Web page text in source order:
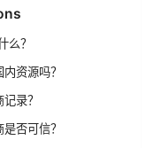
么？
资源吗？
录？
否可信？